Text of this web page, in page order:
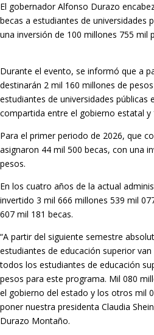
El gobernador Alfonso Durazo
becas a estudiantes de universidades
una inversión de 100 millones 755 mil
Durante el evento, se informó que a
destinarán 2 mil 160 millones de
estudiantes de universidades públicas
compartida entre el gobierno estatal y
Para el primer periodo de 2026, que
asignaron 44 mil 500 becas, con una
pesos.
En los cuatro años de la actual
invertido 3 mil 666 millones 539 mil
607 mil 181 becas.
“A partir del siguiente semestre
estudiantes de educación superior
todos los estudiantes de educación
pesos para este programa. Mil 080
el gobierno del estado y los otros mil
poner nuestra presidenta Claudia
Durazo Montaño.